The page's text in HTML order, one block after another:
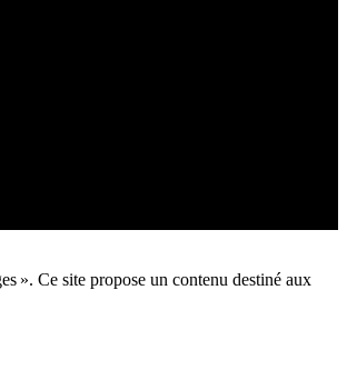
». Ce site propose un contenu destiné aux